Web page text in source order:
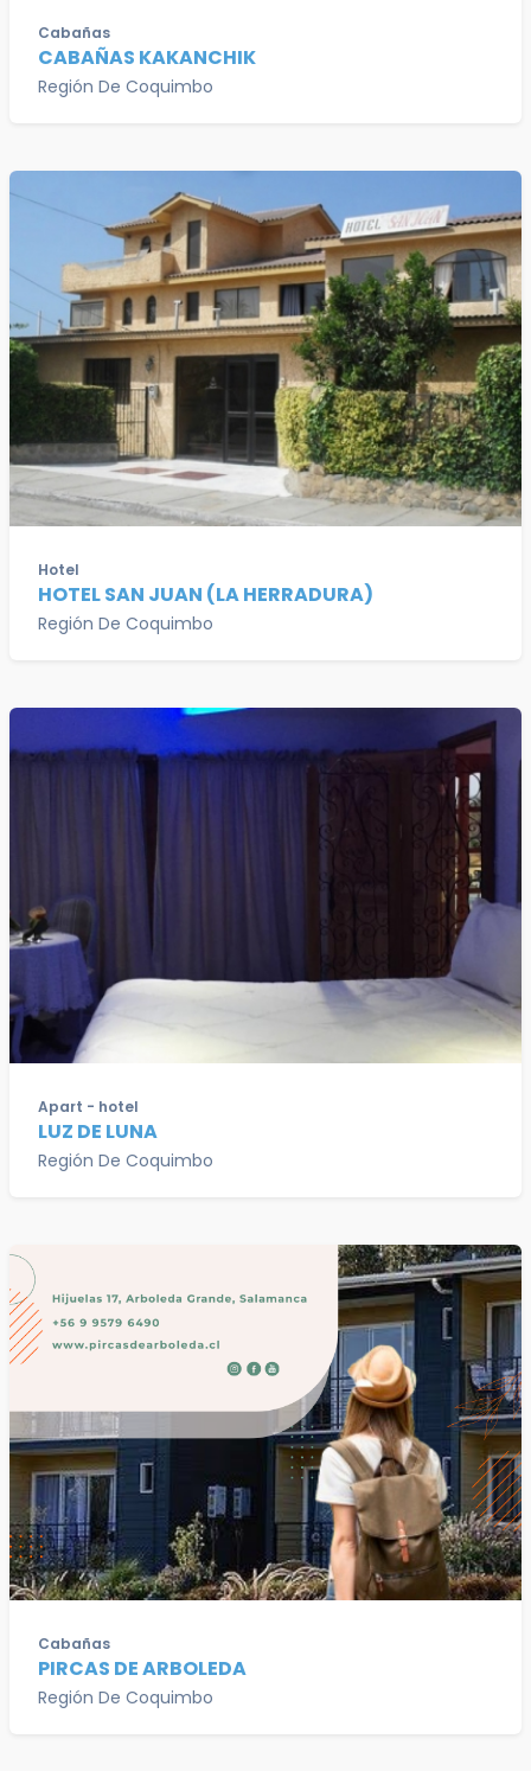
Cabañas
CABAÑAS KAKANCHIK
Región De Coquimbo
Hotel
HOTEL SAN JUAN (LA HERRADURA)
Región De Coquimbo
Apart - hotel
LUZ DE LUNA
Región De Coquimbo
Cabañas
PIRCAS DE ARBOLEDA
Región De Coquimbo